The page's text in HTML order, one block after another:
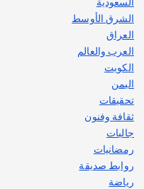
الشرق الأوسط
العراق
العرب والعالم
الكويت
اليمن
تحقيقات
ثقافة وفنون
جاليات
رمضانيات
روابط صديقة
رياضة